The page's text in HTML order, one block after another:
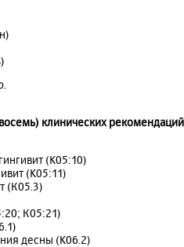
клинических
(K05:10)
(K05:11)
(К05.3)
К05:21)
десны (K06.2)